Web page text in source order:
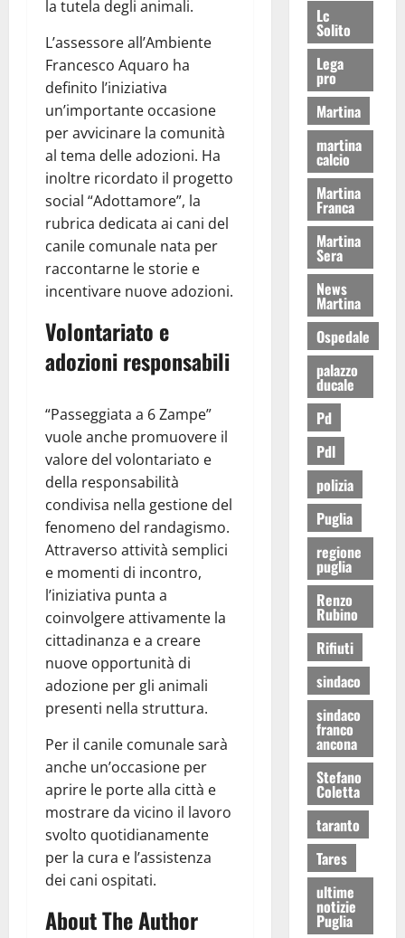
la tutela degli animali.
L’assessore all’Ambiente
Francesco Aquaro ha
definito l’iniziativa
un’importante occasione
per avvicinare la comunità
al tema delle adozioni. Ha
inoltre ricordato il progetto
social “Adottamore”, la
rubrica dedicata ai cani del
canile comunale nata per
raccontarne le storie e
incentivare nuove adozioni.
Volontariato e
adozioni responsabili
“Passeggiata a 6 Zampe”
vuole anche promuovere il
valore del volontariato e
della responsabilità
condivisa nella gestione del
fenomeno del randagismo.
Attraverso attività semplici
e momenti di incontro,
l’iniziativa punta a
coinvolgere attivamente la
cittadinanza e a creare
nuove opportunità di
adozione per gli animali
presenti nella struttura.
Per il canile comunale sarà
anche un’occasione per
aprire le porte alla città e
mostrare da vicino il lavoro
svolto quotidianamente
per la cura e l’assistenza
dei cani ospitati.
About The Author
Lc
Solito
Lega
pro
Martina
martina
calcio
Martina
Franca
Martina
Sera
News
Martina
Ospedale
palazzo
ducale
Pd
Pdl
polizia
Puglia
regione
puglia
Renzo
Rubino
Rifiuti
sindaco
sindaco
franco
ancona
Stefano
Coletta
taranto
Tares
ultime
notizie
Puglia